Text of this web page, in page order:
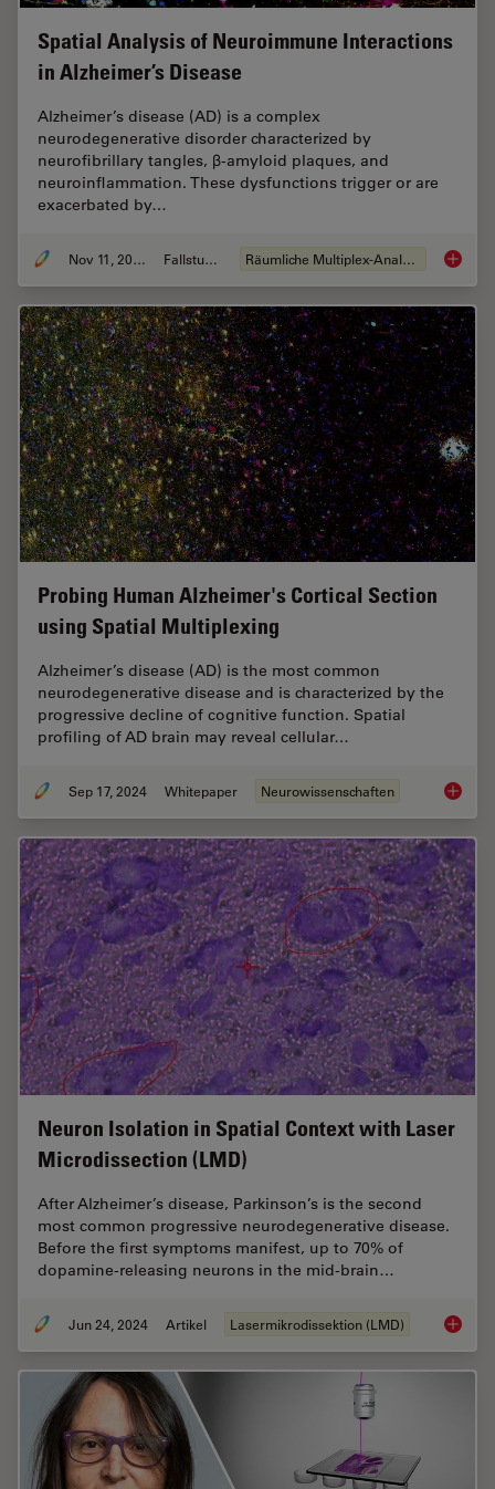
Spatial Analysis of Neuroimmune Interactions
in Alzheimer’s Disease
Alzheimer’s disease (AD) is a complex
neurodegenerative disorder characterized by
neurofibrillary tangles, β-amyloid plaques, and
neuroinflammation. These dysfunctions trigger or are
exacerbated by…
Nov 11, 2024 Fallstudie Räumliche Multiplex-Analyse Spatial
Probing Human Alzheimer's Cortical Section
using Spatial Multiplexing
Alzheimer’s disease (AD) is the most common
neurodegenerative disease and is characterized by the
progressive decline of cognitive function. Spatial
profiling of AD brain may reveal cellular…
Sep 17, 2024 Whitepaper Neurowissenschaften
Neuron Isolation in Spatial Context with Laser
Microdissection (LMD)
After Alzheimer’s disease, Parkinson’s is the second
most common progressive neurodegenerative disease.
Before the first symptoms manifest, up to 70% of
dopamine-releasing neurons in the mid-brain…
Jun 24, 2024 Artikel Lasermikrodissektion (LMD) Neuron